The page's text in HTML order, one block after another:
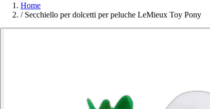
Home
/ Secchiello per dolcetti per peluche LeMieux Toy Pony